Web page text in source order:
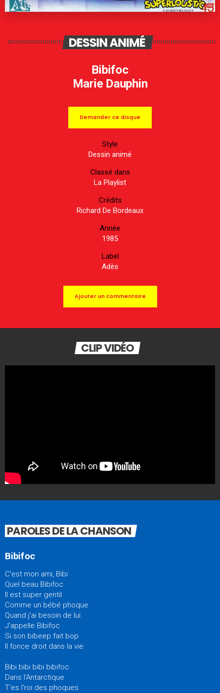
DESSIN ANIMÉ
Bibifoc
Marie Dauphin
Demander ce disque
Style
Dessin animé
Classé dans
La Playlist
Crédits
Richard De Bordeaux
Année
1985
Label
Adès
Ajouter un commentaire
CLIP VIDÉO
PAROLES DE LA CHANSON
Bibifoc
C'est mon ami, Bibi
Quel beau Bibifoc
Il est super gentil
Comme un bébé phoque
Quand j'ai besoin de lui
J'appelle Bibifoc
Si son bibeep fait bop
Il fonce droit dans la vie
Bibi bibi bibi bibifoc
Dans l'Antarctique
T'es l'roi des phoques